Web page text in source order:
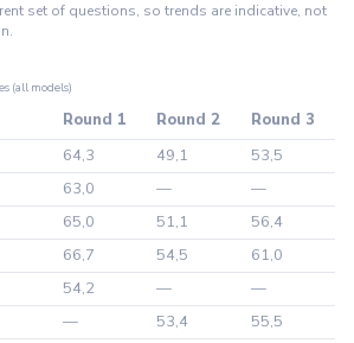
set of questions, so trends are indicative, not
(all models)
Round 1 Round 2
Round 3
64,3 49,1
53,5
63,0 —
—
65,0 51,1
56,4
66,7 54,5
61,0
54,2 —
—
— 53,4
55,5